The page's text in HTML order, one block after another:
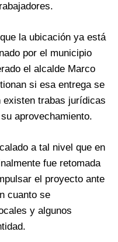
la ubicación ya está
por el municipio
el alcalde Marco
si esa entrega se
existen trabas jurídicas
aprovechamiento.
a tal nivel que en
fue retomada
el proyecto ante
cuanto se
y algunos